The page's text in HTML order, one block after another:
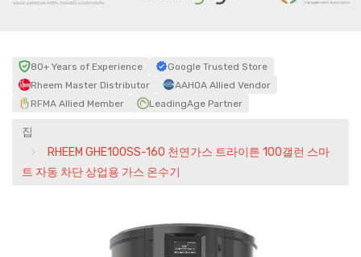
80+ Years of Experience
Google Trusted Store
Rheem Master Distributor
AAHOA Allied Vendor
RFMA Allied Member
LeadingAge Partner
집
RHEEM GHE100SS-160 천연가스 트라이튼 100갤런 스마
트 자동 차단 상업용 가스 온수기